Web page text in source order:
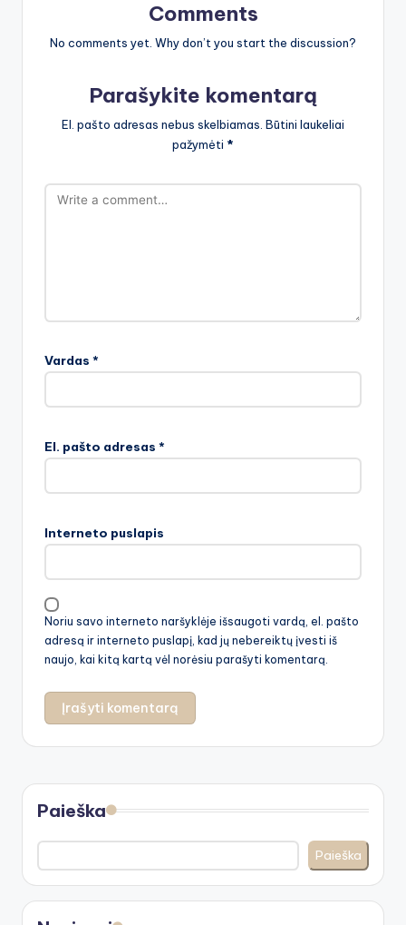
Comments
No comments yet. Why don’t you start the discussion?
Parašykite komentarą
El. pašto adresas nebus skelbiamas. Būtini laukeliai
pažymėti *
Vardas *
El. pašto adresas *
Interneto puslapis
Noriu savo interneto naršyklėje išsaugoti vardą, el. pašto
adresą ir interneto puslapį, kad jų nebereiktų įvesti iš
naujo, kai kitą kartą vėl norėsiu parašyti komentarą.
Paieška
Paieška